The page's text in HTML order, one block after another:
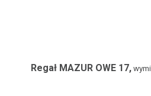
Regał MAZUR OWE 17,